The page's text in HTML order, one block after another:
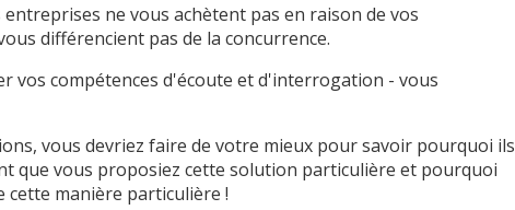
ne vous achètent pas en raison de vos
différencient pas de la concurrence.
vos compétences d'écoute et d'interrogation - vous
vous devriez faire de votre mieux pour savoir pourquoi ils
que vous proposiez cette solution particulière et pourquoi
manière particulière !